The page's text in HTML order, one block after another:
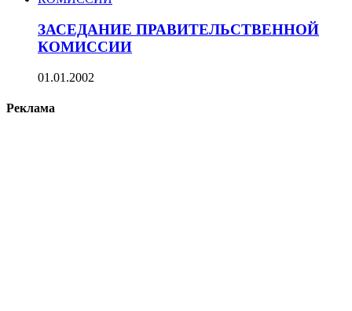
ЗАСЕДАНИЕ ПРАВИТЕЛЬСТВЕННОЙ
КОМИССИИ
01.01.2002
Реклама